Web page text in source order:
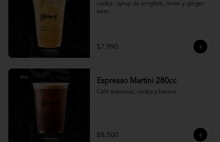
vodka , syrup de jengibre, limón y ginger
beer.
$7.990
Espresso Martini 280cc
Café expresso, vodka y kaluha.
$8.500